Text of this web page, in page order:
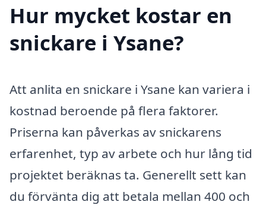
Hur mycket kostar en
snickare i Ysane?
Att anlita en snickare i Ysane kan variera i
kostnad beroende på flera faktorer.
Priserna kan påverkas av snickarens
erfarenhet, typ av arbete och hur lång tid
projektet beräknas ta. Generellt sett kan
du förvänta dig att betala mellan 400 och